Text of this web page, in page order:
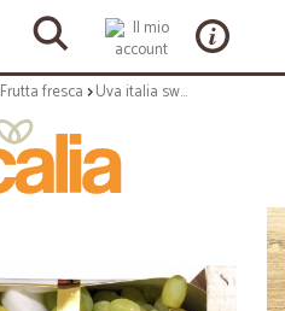
Frutta fresca Uva italia sweet fruit kg.6,3 circa